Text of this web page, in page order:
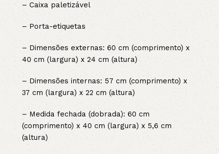
– Caixa paletizável
– Porta-etiquetas
– Dimensões externas: 60 cm (comprimento) x
40 cm (largura) x 24 cm (altura)
– Dimensões internas: 57 cm (comprimento) x
37 cm (largura) x 22 cm (altura)
– Medida fechada (dobrada): 60 cm
(comprimento) x 40 cm (largura) x 5,6 cm
(altura)